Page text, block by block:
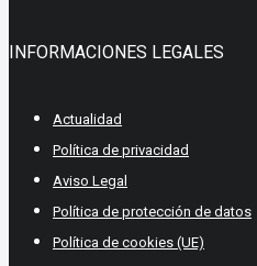
INFORMACIONES LEGALES
Actualidad
Política de privacidad
Aviso Legal
Política de protección de datos
Política de cookies (UE)